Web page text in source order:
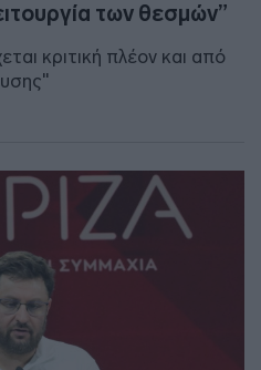
των θεσμών”
κριτική πλέον και από